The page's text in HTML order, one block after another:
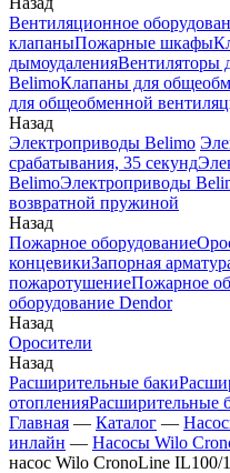
Вентиляционное
клапаныПожарные шкафы
дымоудаленияВентиляторы
BelimoКлапаны для
для общеобменной
Назад
Электроприводы Belimo
срабатывания, 35 секунд
BelimoЭлектроприводы
возвратной пружиной
Назад
Пожарное оборудование
концевикиЗапорная
пожаротушениеПожарное
оборудование Dendor
Назад
Оросители
Назад
Расширительные баки
отопленияРасширительные
Главная — Каталог —
инлайн — Насосы Wilo
насос Wilo CronoLine IL100/